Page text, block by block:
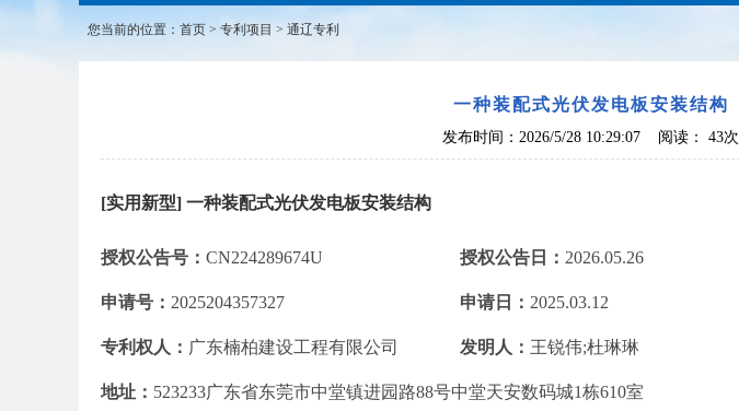
您当前的位置： 首页 > 专利项目 > 通辽专利
一种装配式光伏发电板安装结构
发布时间：2026/5/28 10:29:07 阅读： 43次
[实用新型] 一种装配式光伏发电板安装结构
授权公告号： CN224289674U 授权公告日： 2026.05.26
申请号： 2025204357327 申请日： 2025.03.12
专利权人： 广东楠柏建设工程有限公司 发明人： 王锐伟;杜琳琳
地址： 523233广东省东莞市中堂镇进园路88号中堂天安数码城1栋610室